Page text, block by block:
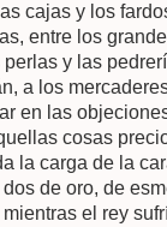
cajas y los
entre los
y las
a los
en las
cosas
la carga de la
de oro, de
el rey